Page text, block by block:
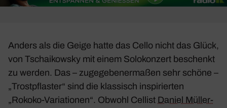
Anders als die Geige hatte das Cello nicht das Glück,
von Tschai­kowsky mit einem Solo­kon­zert beschenkt
zu werden. Das – zuge­ge­be­ner­maßen sehr schöne –
„Trost­pflaster“ sind die klas­sisch inspi­rierten
„Rokoko-Varia­tionen“. Obwohl Cellist Daniel Müller-